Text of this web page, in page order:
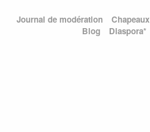
Journal de modération Chapeaux
Blog
Diaspora*